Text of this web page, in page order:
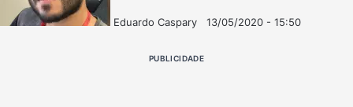
Eduardo Caspary
Xe-
13/05/2020 - 15:50
PUBLICIDADE